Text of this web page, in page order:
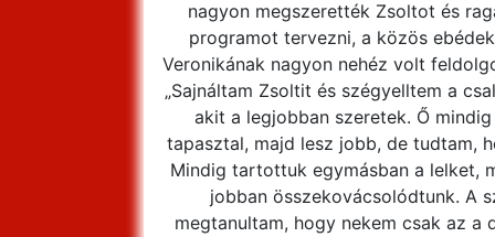
nagyon megszerették Zsoltot és
programot tervezni, a közös
Veronikának nagyon nehéz volt
„Sajnáltam Zsoltit és szégyelltem a
akit a legjobban szeretek. Ő
tapasztal, majd lesz jobb, de tudtam,
Mindig tartottuk egymásban a lelket,
jobban összekovácsolódtunk. A
megtanultam, hogy nekem csak az